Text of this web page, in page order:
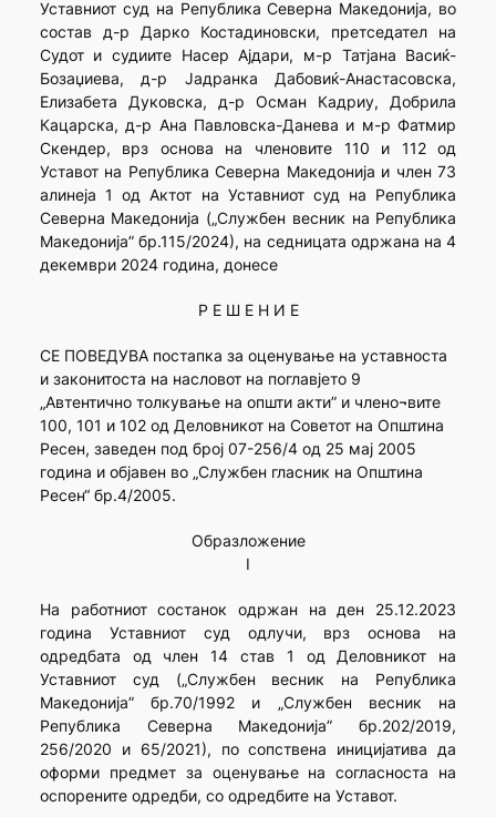
Уставниот суд на Република Северна Македонија, во
состав д-р Дарко Костадиновски, претседател на
Судот и судиите Насер Ајдари, м-р Татјана Васиќ-
Бозаџиева, д-р Јадранка Дабовиќ-Анастасовска,
Елизабета Дуковска, д-р Осман Кадриу, Добрила
Кацарска, д-р Ана Павловска-Данева и м-р Фатмир
Скендер, врз основа на членовите 110 и 112 од
Уставот на Република Северна Македонија и член 73
алинеja 1 од Актот на Уставниот суд на Република
Северна Македонија („Службен весник на Република
Македонија” бр.115/2024), на седницата одржана на 4
декември 2024 година, донесе
Р Е Ш Е Н И Е
СЕ ПОВЕДУВА постапка за оценување на уставноста
и законитоста на насловот на поглавјето 9
„Автентично толкување на општи акти” и члено¬вите
100, 101 и 102 од Деловникот на Советот на Општина
Ресен, заведен под број 07-256/4 од 25 мај 2005
година и објавен во „Службен гласник на Општина
Ресен“ бр.4/2005.
Образложение
I
На работниот состанок одржан на ден 25.12.2023
година Уставниот суд одлучи, врз основа на
одредбата од член 14 став 1 од Деловникот на
Уставниот суд („Службен весник на Република
Македонија” бр.70/1992 и „Службен весник на
Република Северна Македонија” бр.202/2019,
256/2020 и 65/2021), по сопствена иницијатива да
оформи предмет за оценување на согласноста на
оспорените одредби, со одредбите на Уставот.